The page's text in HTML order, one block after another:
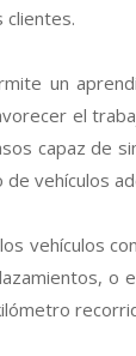
clientes.
un
el
capaz de
vehículos
vehículos